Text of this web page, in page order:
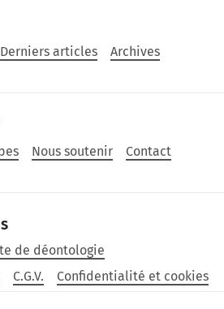
Derniers articles
Archives
Nous soutenir
Contact
de déontologie
C.G.V. Confidentialité et cookies